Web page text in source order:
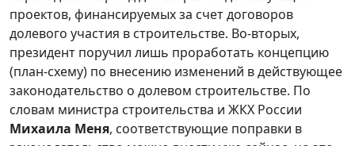
проектов, финансируемых за счет договоров
долевого участия в строительстве. Во-вторых,
президент поручил лишь проработать концепцию
(план-схему) по внесению изменений в действующее
законодательство о долевом строительстве. По
словам министра строительства и ЖКХ России
Михаила Меня, соответствующие поправки в